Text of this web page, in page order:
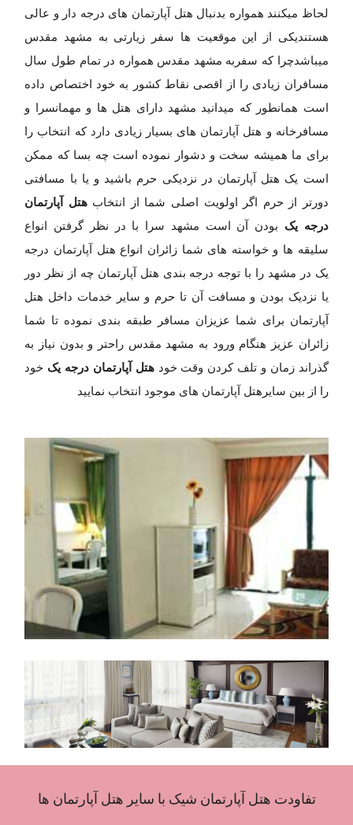
لحاظ میکنند همواره بدنبال هتل آپارتمان های درجه دار و عالی
هستندیکی از این موقعیت ها سفر زیارتی به مشهد مقدس
میباشدچرا که سفربه مشهد مقدس همواره در تمام طول سال
مسافران زیادی را از اقصی نقاط کشور به خود اختصاص داده
است همانطور که میدانید مشهد دارای هتل ها و مهمانسرا و
مسافرخانه و هتل آپارتمان های بسیار زیادی دارد که انتخاب را
برای ما همیشه سخت و دشوار نموده است چه بسا که ممکن
است یک هتل آپارتمان در نزدیکی حرم باشید و یا با مسافتی
دورتر از حرم اگر اولویت اصلی شما از انتخابهتل آپارتمان
درجه یک بودن آن است مشهد سرا با در نظر گرفتن انواع
سلیقه ها و خواسته های شما زائران انواع هتل آپارتمان درجه
یک در مشهد را با توجه درجه بندی هتل آپارتمان چه از نظر دور
یا نزدیک بودن و مسافت آن تا حرم و سایر خدمات داخل هتل
آپارتمان برای شما عزیزان مسافر طبقه بندی نموده تا شما
زائران عزیز هنگام ورود به مشهد مقدس راحتر و بدون نیاز به
گذراند زمان و تلف کردن وقت خودهتل آپارتمان درجه یک خود
را از بین سایرهتل آپارتمان های موجود انتخاب نمایید
تفاودت هتل آپارتمان شیک با سایر هتل آپارتمان ها